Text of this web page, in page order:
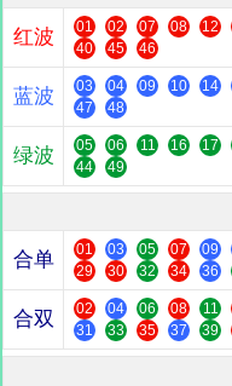
红波 01 02 07 08 12
40
45 46
蓝波 03 04 09 10 14
47
48
绿波 05 06 11 16 17
44
49
合单 01 03 05 07 09
29
30 32 34 36
合双 02 04 06 08 11
31
33 35 37 39